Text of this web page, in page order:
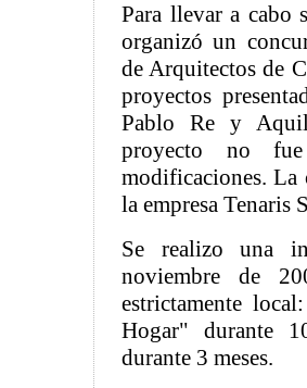
Para llevar a cabo
organizó un
de Arquitectos de
proyectos
Pablo Re y
proyecto no fue
modificaciones. La
la empresa Tenaris
Se realizo una
noviembre de
estrictamente
Hogar" durante
durante 3 meses.